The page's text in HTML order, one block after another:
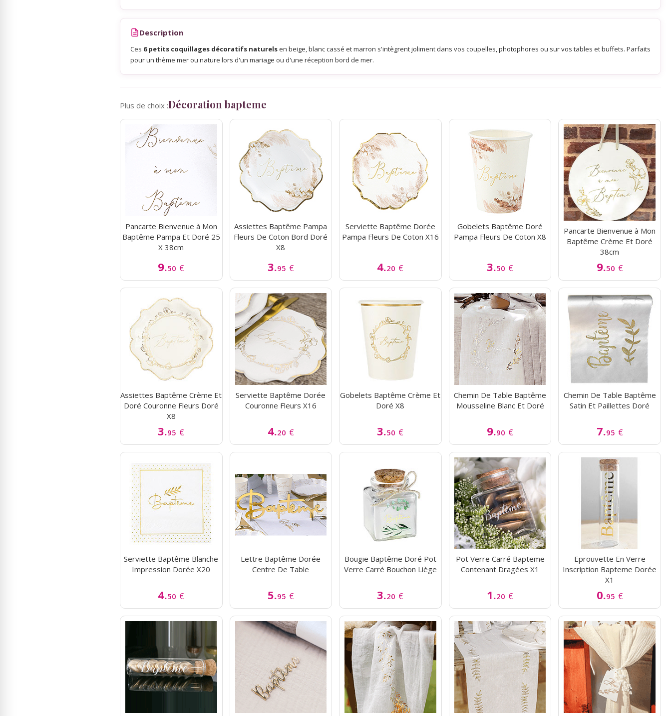
Description
Ces 6 petits coquillages décoratifs naturelsen beige, blanc cassé et marron s'intègrent joliment dans vos coupelles, photophores ou sur vos tables et buffets. Parfaits
pour un thème mer ou nature lors d'un mariage ou d'une réception bord de mer.
Plus de choix :Décoration bapteme
Pancarte Bienvenue à Mon
Baptême Pampa Et Doré 25
X 38cm
9.50 €
Assiettes Baptême Pampa
Fleurs De Coton Bord Doré
X8
3.95 €
Serviette Baptême Dorée
Pampa Fleurs De Coton X16
4.20 €
Gobelets Baptême Doré
Pampa Fleurs De Coton X8
3.50 €
Pancarte Bienvenue à Mon
Baptême Crème Et Doré
38cm
9.50 €
Assiettes Baptême Crème Et
Doré Couronne Fleurs Doré
X8
3.95 €
Serviette Baptême Dorée
Couronne Fleurs X16
4.20 €
Gobelets Baptême Crème Et
Doré X8
3.50 €
Chemin De Table Baptême
Mousseline Blanc Et Doré
9.90 €
Chemin De Table Baptême
Satin Et Paillettes Doré
7.95 €
Serviette Baptême Blanche
Impression Dorée X20
4.50 €
Lettre Baptême Dorée
Centre De Table
5.95 €
Bougie Baptême Doré Pot
Verre Carré Bouchon Liège
3.20 €
Pot Verre Carré Bapteme
Contenant Dragées X1
1.20 €
Eprouvette En Verre
Inscription Bapteme Dorée
X1
0.95 €